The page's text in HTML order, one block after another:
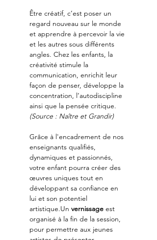
Être créatif, c’est poser un
regard nouveau sur le monde
et apprendre à percevoir la vie
et les autres sous différents
angles. Chez les enfants, la
créativité stimule la
communication, enrichit leur
façon de penser, développe la
concentration, l’autodiscipline
ainsi que la pensée critique.
(Source : Naître et Grandir)
Grâce à l'encadrement de nos
enseignants qualifiés,
dynamiques et passionnés,
votre enfant pourra créer des
œuvres uniques tout en
développant sa confiance en
lui et son potentiel
artistique.Un vernissage est
organisé à la fin de la session,
pour permettre aux jeunes